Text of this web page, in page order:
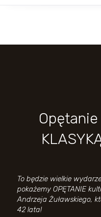
Opętanie
To będzie wielkie
pokażemy OPĘTANIE
Andrzeja Żuławskiego,
42 lata!